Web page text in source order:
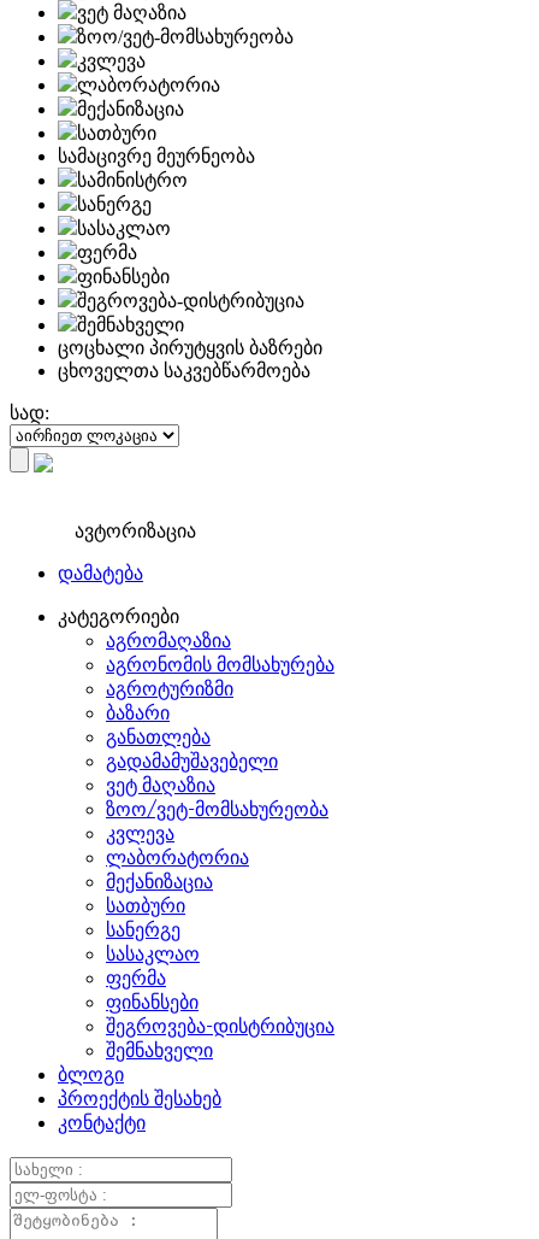
ვეტ მაღაზია
ზოო/ვეტ-მომსახურეობა
კვლევა
ლაბორატორია
მექანიზაცია
სათბური
სამაცივრე მეურნეობა
სამინისტრო
სანერგე
სასაკლაო
ფერმა
ფინანსები
შეგროვება-დისტრიბუცია
შემნახველი
ცოცხალი პირუტყვის ბაზრები
ცხოველთა საკვებწარმოება
სად:
ავტორიზაცია
დამატება
კატეგორიები
აგრომაღაზია
აგრონომის მომსახურება
აგროტურიზმი
ბაზარი
განათლება
გადამამუშავებელი
ვეტ მაღაზია
ზოო/ვეტ-მომსახურეობა
კვლევა
ლაბორატორია
მექანიზაცია
სათბური
სანერგე
სასაკლაო
ფერმა
ფინანსები
შეგროვება-დისტრიბუცია
შემნახველი
ბლოგი
პროექტის შესახებ
კონტაქტი